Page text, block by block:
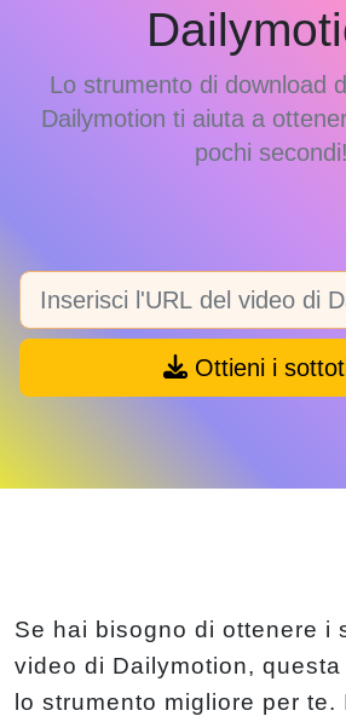
Lo strumento di download
Dailymotion ti aiuta a
pochi secondi!
Ottieni i
Se hai bisogno di ottenere i
video di Dailymotion,
lo strumento migliore per te.